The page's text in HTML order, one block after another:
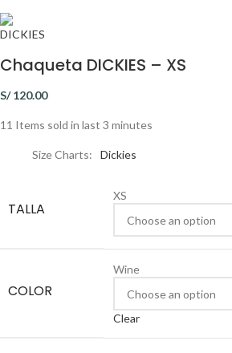
Chaqueta DICKIES – XS
S/120.00
11 Items sold in last 3 minutes
Size Charts Dickies
TALLA
XS
COLOR
Wine
Clear